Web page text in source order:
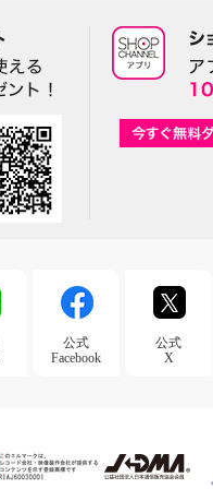
公式
Facebook
公式
X